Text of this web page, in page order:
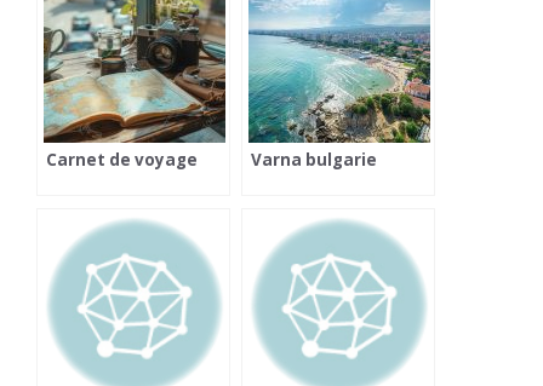
Carnet de voyage Varna bulgarie